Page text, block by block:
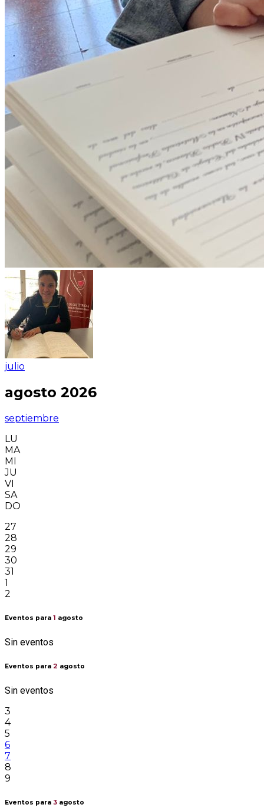
julio
agosto 2026
septiembre
LU
MA
MI
JU
VI
SA
DO
27
28
29
30
31
1
2
Eventos para 1 agosto
Sin eventos
Eventos para 2 agosto
Sin eventos
3
4
5
6
7
8
9
Eventos para 3 agosto